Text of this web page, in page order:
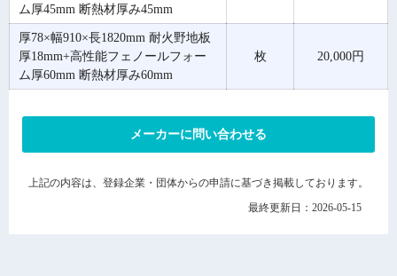
ム厚45mm 断熱材厚み45mm
厚78×幅910×長1820mm 耐火野地板
厚18mm+高性能フェノールフォー
ム厚60mm 断熱材厚み60mm
枚 20,000円
メーカーに問い合わせる
上記の内容は、登録企業・団体からの申請に基づき掲載しております。
最終更新日：2026-05-15